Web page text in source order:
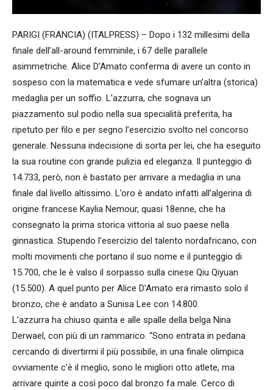
PARIGI (FRANCIA) (ITALPRESS) – Dopo i 132 millesimi della
finale dell’all-around femminile, i 67 delle parallele
asimmetriche. Alice D’Amato conferma di avere un conto in
sospeso con la matematica e vede sfumare un’altra (storica)
medaglia per un soffio. L’azzurra, che sognava un
piazzamento sul podio nella sua specialità preferita, ha
ripetuto per filo e per segno l’esercizio svolto nel concorso
generale. Nessuna indecisione di sorta per lei, che ha eseguito
la sua routine con grande pulizia ed eleganza. Il punteggio di
14.733, però, non è bastato per arrivare a medaglia in una
finale dal livello altissimo. L’oro è andato infatti all’algerina di
origine francese Kaylia Nemour, quasi 18enne, che ha
consegnato la prima storica vittoria al suo paese nella
ginnastica. Stupendo l’esercizio del talento nordafricano, con
molti movimenti che portano il suo nome e il punteggio di
15.700, che le è valso il sorpasso sulla cinese Qiu Qiyuan
(15.500). A quel punto per Alice D’Amato era rimasto solo il
bronzo, che è andato a Sunisa Lee con 14.800.
L’azzurra ha chiuso quinta e alle spalle della belga Nina
Derwael, con più di un rammarico. “Sono entrata in pedana
cercando di divertirmi il più possibile, in una finale olimpica
ovviamente c’è il meglio, sono le migliori otto atlete, ma
arrivare quinte a così poco dal bronzo fa male. Cerco di